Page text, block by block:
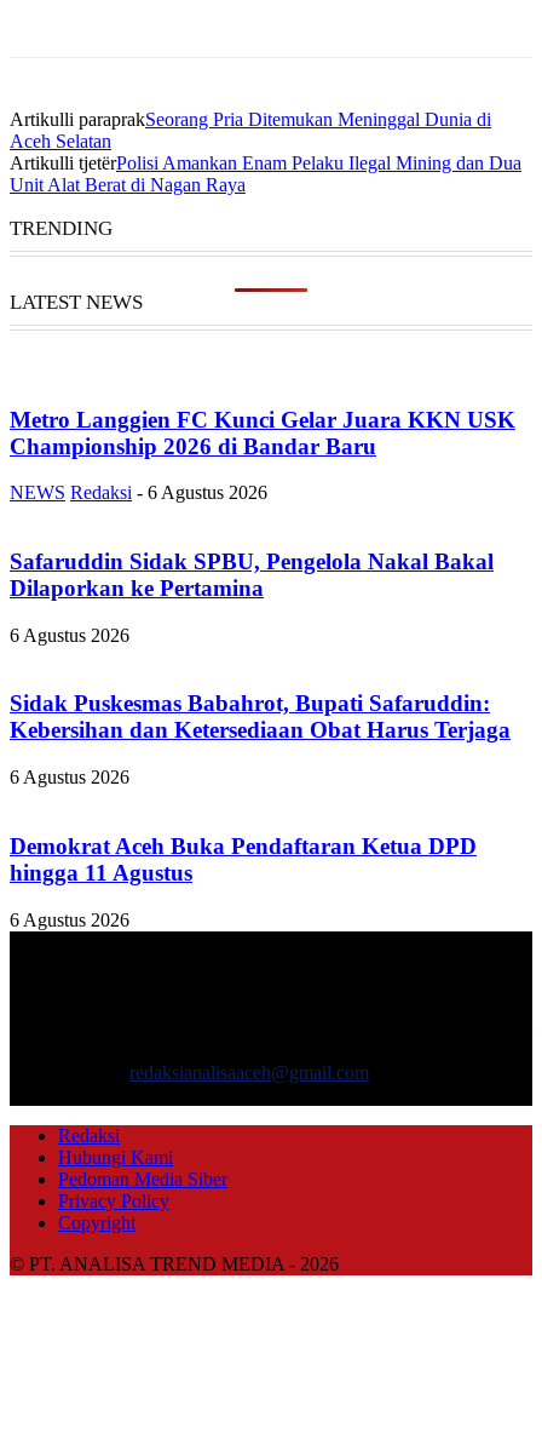
Artikulli paraprakSeorang Pria Ditemukan Meninggal Dunia di
Aceh Selatan
Artikulli tjetërPolisi Amankan Enam Pelaku Ilegal Mining dan Dua
Unit Alat Berat di Nagan Raya
TRENDING
LATEST NEWS
Metro Langgien FC Kunci Gelar Juara KKN USK
Championship 2026 di Bandar Baru
NEWS Redaksi - 6 Agustus 2026
Safaruddin Sidak SPBU, Pengelola Nakal Bakal
Dilaporkan ke Pertamina
6 Agustus 2026
Sidak Puskesmas Babahrot, Bupati Safaruddin:
Kebersihan dan Ketersediaan Obat Harus Terjaga
6 Agustus 2026
Demokrat Aceh Buka Pendaftaran Ketua DPD
hingga 11 Agustus
6 Agustus 2026
redaksianalisaaceh@gmail.com
Redaksi
Hubungi Kami
Pedoman Media Siber
Privacy Policy
Copyright
© PT. ANALISA TREND MEDIA - 2026